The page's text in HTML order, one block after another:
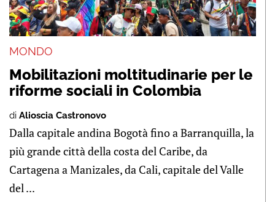
MONDO
Mobilitazioni moltitudinarie per le
riforme sociali in Colombia
di Alioscia Castronovo
Dalla capitale andina Bogotà fino a Barranquilla, la
più grande città della costa del Caribe, da
Cartagena a Manizales, da Cali, capitale del Valle
del ...